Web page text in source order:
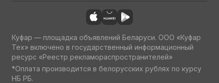
Куфар — площадка объявлений Беларуси. ООО «Куфар
Тех» включено в государственный информационный
ресурс «Реестр рекламораспространителей»
*Оплата производится в белорусских рублях по курсу
НБ РБ.